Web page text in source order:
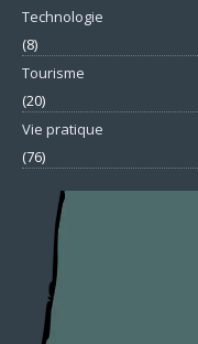
Technologie
(8)
Tourisme
(20)
Vie pratique
(76)